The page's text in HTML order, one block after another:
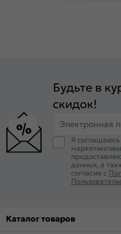
Будьте в
скидок!
Электронная
Я
данных, а
согласие с
Каталог товаров